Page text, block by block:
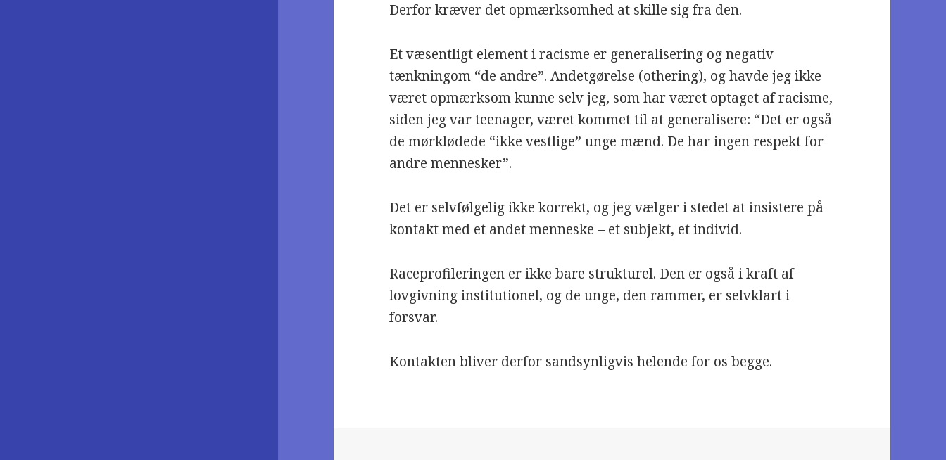
Derfor kræver det opmærksomhed at skille sig fra den.
Et væsentligt element i racisme er generalisering og negativ
tænkningom “de andre”. Andetgørelse (othering), og havde jeg ikke
været opmærksom kunne selv jeg, som har været optaget af racisme,
siden jeg var teenager, været kommet til at generalisere: “Det er også
de mørklødede “ikke vestlige” unge mænd. De har ingen respekt for
andre mennesker”.
Det er selvfølgelig ikke korrekt, og jeg vælger i stedet at insistere på
kontakt med et andet menneske – et subjekt, et individ.
Raceprofileringen er ikke bare strukturel. Den er også i kraft af
lovgivning institutionel, og de unge, den rammer, er selvklart i
forsvar.
Kontakten bliver derfor sandsynligvis helende for os begge.